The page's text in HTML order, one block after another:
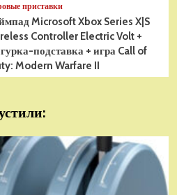
приставки
Microsoft Xbox Series X|S
Controller Electric Volt +
подставка + игра Call of
Modern Warfare II